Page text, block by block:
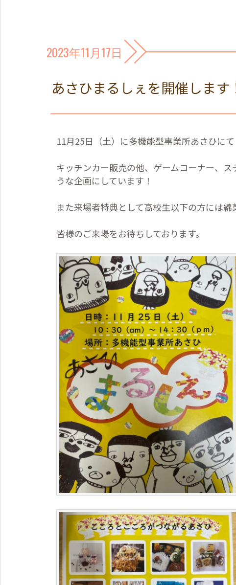
2023年11月17日
あさひまるしぇを開催します
11月25日（土）に多機能型事業所あさひに
キッチンカー販売の他、ゲームコーナー、
うな企画にしています！
また来場者特典として高校生以下の方には綿
皆様のご来場をお待ちしております。